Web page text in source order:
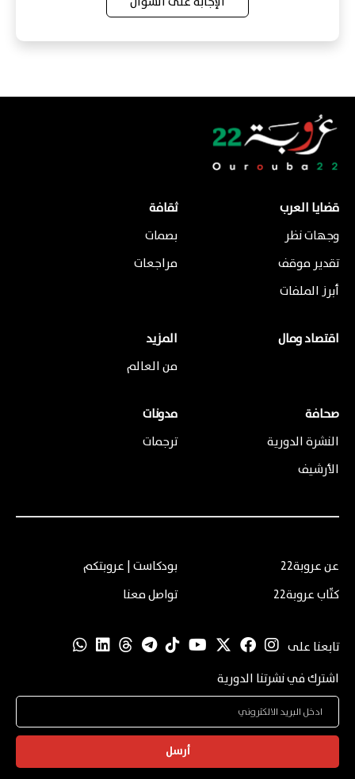
قضايا العرب
وجهات نظر
تقدير موقف
أبرز الملفات
ثقافة
بصمات
مراجعات
اقتصاد ومال
المزيد
من العالم
صحافة
النشرة الدورية
الأرشيف
مدونات
ترجمات
عن عروبة22
كتّاب عروبة22
بودكاست | عروبتكم
تواصل معنا
تابعنا على
اشترك في نشرتنا الدورية
أرسل